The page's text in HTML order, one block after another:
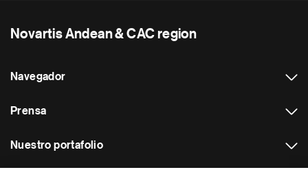
Novartis Andean & CAC region
Navegador
Prensa
Nuestro portafolio